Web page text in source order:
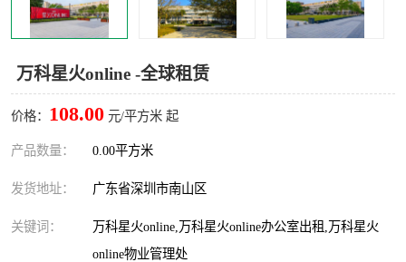
万科星火online -全球租赁
价格： 108.00 元/平方米 起
产品数量： 0.00平方米
发货地址： 广东省深圳市南山区
关键词：
万科星火online,万科星火online办公室出租,万科星火
online物业管理处
兴东 石岩
福田华强北
南山后海